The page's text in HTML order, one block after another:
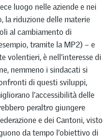
luogo nelle aziende e nei
la riduzione delle materie
al cambiamento di
tramite la MP2) – e
volentieri, è nell’interesse di
nemmeno i sindacati si
di questi sviluppi,
l’accessibilità delle
peraltro giungere
e dei Cantoni, visto
da tempo l’obiettivo di